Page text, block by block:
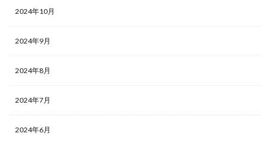
2024年10月
2024年9月
2024年8月
2024年7月
2024年6月